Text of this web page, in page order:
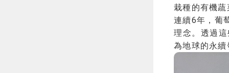
栽種的有機
連續6年，葡
理念。透過
為地球的永